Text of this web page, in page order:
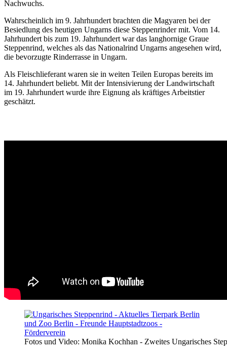
Nachwuchs.
Wahrscheinlich im 9. Jahrhundert brachten die Magyaren bei der
Besiedlung des heutigen Ungarns diese Steppenrinder mit. Vom 14.
Jahrhundert bis zum 19. Jahrhundert war das langhornige Graue
Steppenrind, welches als das Nationalrind Ungarns angesehen wird,
die bevorzugte Rinderrasse in Ungarn.
Als Fleischlieferant waren sie in weiten Teilen Europas bereits im
14. Jahrhundert beliebt. Mit der Intensivierung der Landwirtschaft
im 19. Jahrhundert wurde ihre Eignung als kräftiges Arbeitstier
geschätzt.
Fotos und Video: Monika Kochhan - Zweites Ungarisches